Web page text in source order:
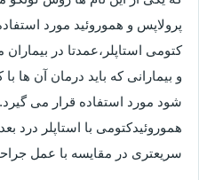
پرولاپس و هموروئید مورد
و بیمارانی که باید درمان آن ها
شود مورد استفاده قرار می
هموروئیدکتومی با استاپلر درد
سریعتری در مقایسه با عمل